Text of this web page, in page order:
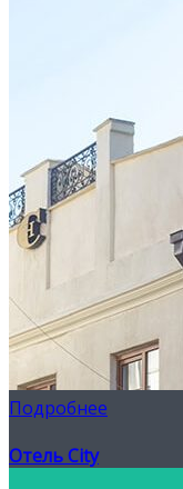
Подробнее
Отель City